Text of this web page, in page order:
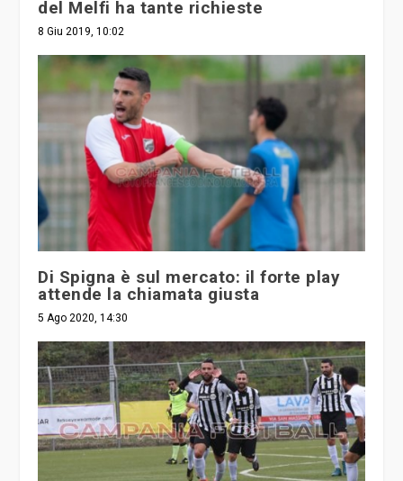
del Melfi ha tante richieste
8 Giu 2019, 10:02
Di Spigna è sul mercato: il forte play
attende la chiamata giusta
5 Ago 2020, 14:30